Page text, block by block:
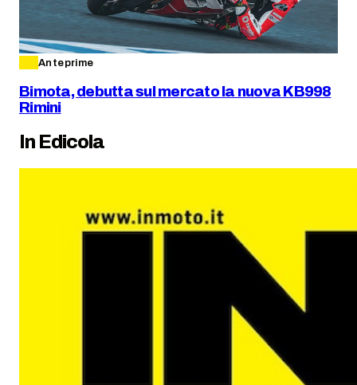
Anteprime
Bimota, debutta sul mercato la nuova KB998
Rimini
In Edicola